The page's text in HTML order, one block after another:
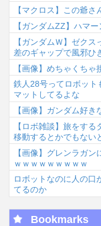
【マクロス】この爺
【ガンダムΖΖ】ハマ
【ガンダムＷ】ゼク
差のギャップで風邪ひ
【画像】めちゃくち
鉄人28号ってロボット
マットしてるよな
【画像】ガンダム好
【ロボ雑談】旅をす
移動するとかでもない
【画像】グレンラガ
ｗｗｗｗｗｗｗｗｗ
ロボットなのに人の
てるのか
Bookmarks